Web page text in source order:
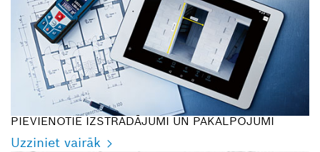
PIEVIENOTIE IZSTRĀDĀJUMI UN PAKALPOJUMI
Uzziniet vairāk